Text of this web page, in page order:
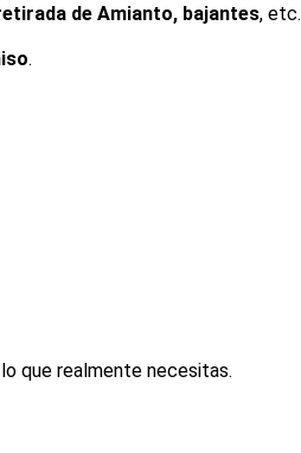
de Amianto, bajantes, etc.
.
que realmente necesitas.